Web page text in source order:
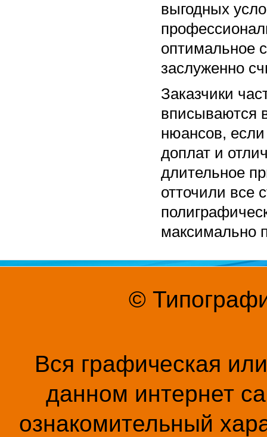
выгодных
оптимальное
заслуженно
Заказчики
вписываются
нюансов,
доплат и
длительное
отточили все
максимально
©
Вся графическая
данном интернет
ознакомительный